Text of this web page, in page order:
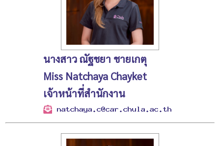
นางสาว ณัฐชยา ชายเกตุ
Miss Natchaya Chayket
เจ้าหน้าที่สำนักงาน